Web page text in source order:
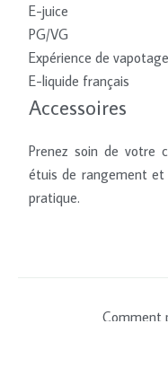
E-juice
PG/VG
Expérience de vapotage
E-liquide français
Accessoires
Prenez soin de votre
étuis de rangement et
pratique.
Comment